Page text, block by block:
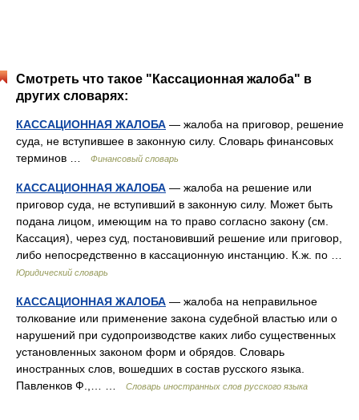
Смотреть что такое "Кассационная жалоба" в
других словарях:
КАССАЦИОННАЯ ЖАЛОБА — жалоба на приговор, решение
суда, не вступившее в законную силу. Словарь финансовых
терминов …
Финансовый словарь
КАССАЦИОННАЯ ЖАЛОБА — жалоба на решение или
приговор суда, не вступивший в законную силу. Может быть
подана лицом, имеющим на то право согласно закону (см.
Кассация), через суд, постановивший решение или приговор,
либо непосредственно в кассационную инстанцию. К.ж. по …
Юридический словарь
КАССАЦИОННАЯ ЖАЛОБА — жалоба на неправильное
толкование или применение закона судебной властью или о
нарушений при судопроизводстве каких либо существенных
установленных законом форм и обрядов. Словарь
иностранных слов, вошедших в состав русского языка.
Павленков Ф.,… …
Словарь иностранных слов русского языка